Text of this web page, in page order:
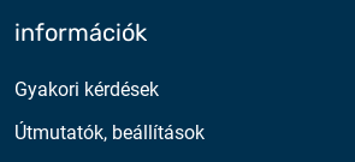
információk
Gyakori kérdések
Útmutatók, beállítások